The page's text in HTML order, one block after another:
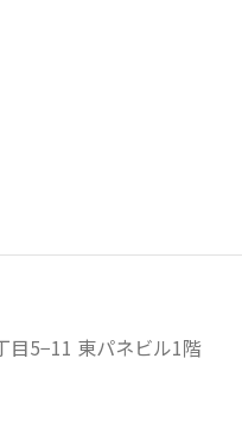
目5−11 東パネビル1階